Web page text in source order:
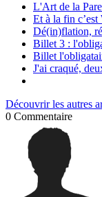
L'Art de la
Et à la fin c’est
Dé(in)flation,
Billet 3 :
Billet
J'ai craqué,
Découvrir les autres
0 Commentaire